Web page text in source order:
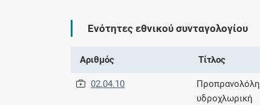
Ενότητες εθνικού συνταγολογίου
Αριθμός Τίτλος
02.04.10
Προπρανολόλη
υδροχλωρική